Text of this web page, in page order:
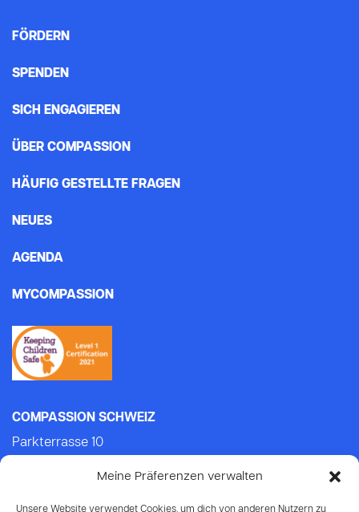
Meine Präferenzen verwalten
Unsere Website verwendet Cookies, um dich von anderen Nutzern zu
FÖRDERN
SPENDEN
SICH ENGAGIEREN
ÜBER COMPASSION
HÄUFIG GESTELLTE FRAGEN
NEUES
AGENDA
MYCOMPASSION
COMPASSION SCHWEIZ
Parkterrasse 10
Tel.: +41 (0)31 552 21 21 (Mo-Do: 9.00-14.00)
E-mail:info@compassion.ch